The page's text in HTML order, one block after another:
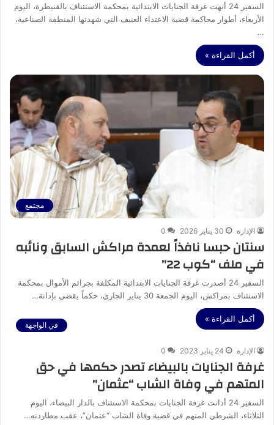
السفير 24 أنهت غرفة الجنايات الابتدائية بمحكمة الاستئناف بالقنيطرة، اليوم
الأربعاء، أطوار محاكمة قضية الاعتداء العنيف التي شهدتها المنطقة الصناعية،
…
أكمل القراءة »
مجتمع
الإدارة 30 يناير 2026 0
سنتان حبسا نافذاً لعمدة مراكش السابق ونائبه
في ملف “كوب 22”
السفير 24 أصدرت غرفة الجنايات الابتدائية المكلفة بجرائم الأموال بمحكمة
الاستئناف بمراكش، اليوم الجمعة 30 يناير الجاري، حكماً يقضي بإدانة…
أكمل القراءة »
في الواجهة
الإدارة 24 يناير 2023 0
غرفة الجنايات بالبيضاء تصدر حكمها في حق
المتهم في وفاة الشاب “عثمان”
السفير 24 أدانت غرفة الجنايات بمحكمة الاستئناف بالدار البيضاء، اليوم
الثلاثاء، الشرطي المتهم في قضية وفاة الشاب “عثمان”، عقب مطاردته…